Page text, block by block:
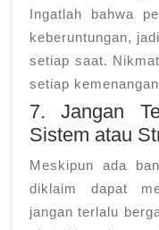
Ingatlah bahwa
keberuntungan,
setiap saat.
setiap
7. Jangan
Sistem atau
Meskipun ada
diklaim dapat
jangan terlalu